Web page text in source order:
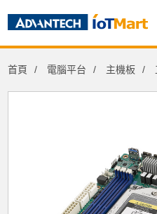
首頁 電腦平台 主機板